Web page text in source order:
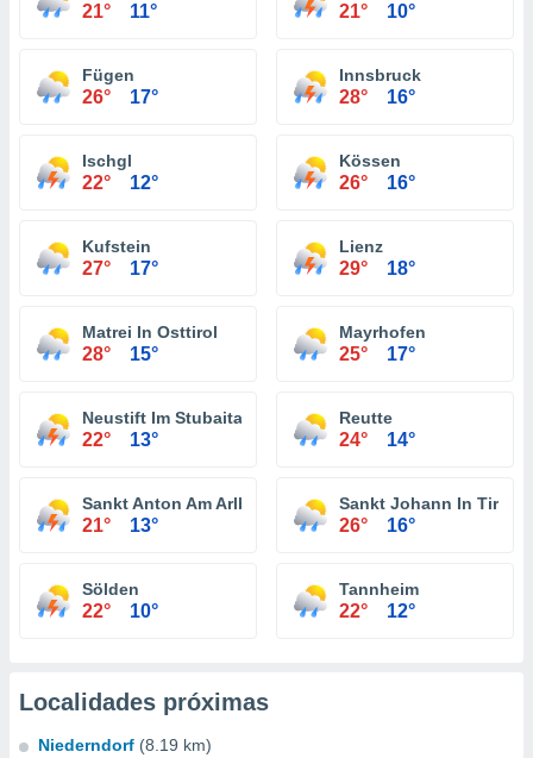
21° 11° 21° 10°
Fügen
26° 17°
Innsbruck
28° 16°
Ischgl
22° 12°
Kössen
26° 16°
Kufstein
27° 17°
Lienz
29° 18°
Matrei In Osttirol
28° 15°
Mayrhofen
25° 17°
Neustift Im Stubaital
22° 13°
Reutte
24° 14°
Sankt Anton Am Arlberg
21° 13°
Sankt Johann In Tirol
26° 16°
Sölden
22° 10°
Tannheim
22° 12°
Localidades próximas
Niederndorf (8.19 km)